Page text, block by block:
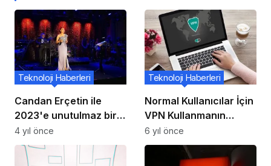
Candan Erçetin ile
2023'e unutulmaz bir
merhaba!
Teknoloji Haberleri
4 yıl önce
Normal Kullanıcılar İçin
VPN Kullanmanın
Faydaları
Teknoloji Haberleri
6 yıl önce